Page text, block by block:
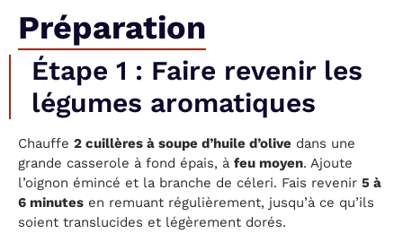
Préparation
Étape 1 : Faire revenir les
légumes aromatiques
Chauffe 2 cuillères à soupe d’huile d’olive dans une
grande casserole à fond épais, à feu moyen. Ajoute
l’oignon émincé et la branche de céleri. Fais revenir 5 à
6 minutes en remuant régulièrement, jusqu’à ce qu’ils
soient translucides et légèrement dorés.